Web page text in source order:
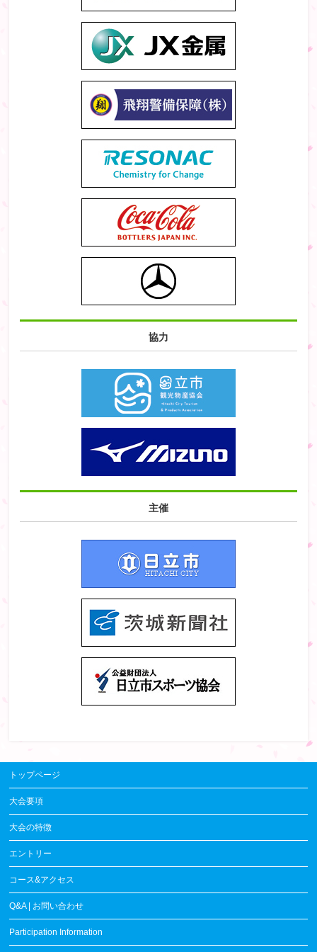
協力
主催
トップページ
大会要項
大会の特徴
エントリー
コース&アクセス
Q&A | お問い合わせ
Participation Information